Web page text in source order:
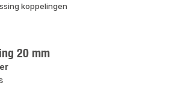
koppelingen
20 mm